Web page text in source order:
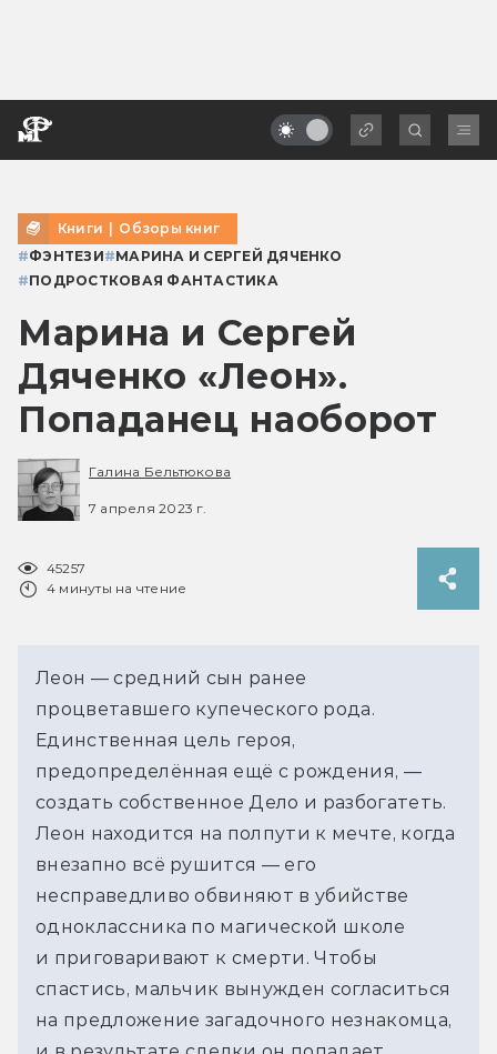
Книги | Обзоры книг
#ФЭНТЕЗИ#МАРИНА И СЕРГЕЙ ДЯЧЕНКО
#ПОДРОСТКОВАЯ ФАНТАСТИКА
Марина и Сергей
Дяченко «Леон».
Попаданец наоборот
Галина Бельтюкова
7 апреля 2023 г.
45257
4 минуты на чтение
Леон — средний сын ранее
процветавшего купеческого рода.
Единственная цель героя,
предопределённая ещё с рождения, —
создать собственное Дело и разбогатеть.
Леон находится на полпути к мечте, когда
внезапно всё рушится — его
несправедливо обвиняют в убийстве
одноклассника по магической школе
и приговаривают к смерти. Чтобы
спастись, мальчик вынужден согласиться
на предложение загадочного незнакомца,